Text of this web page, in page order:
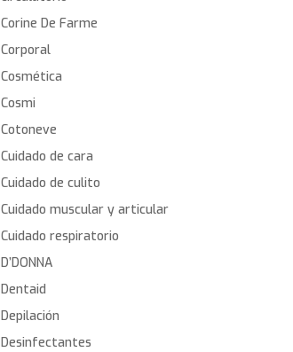
Corine De Farme
Corporal
Cosmética
Cosmi
Cotoneve
Cuidado de cara
Cuidado de culito
Cuidado muscular y articular
Cuidado respiratorio
D’DONNA
Dentaid
Depilación
Desinfectantes